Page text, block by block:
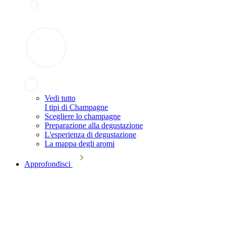
Vedi tutto
I tipi di Champagne
Scegliere lo champagne
Preparazione alla degustazione
L'esperienza di degustazione
La mappa degli aromi
Approfondisci